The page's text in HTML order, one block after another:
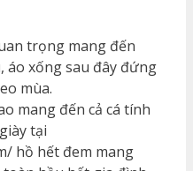
trọng mang đến
áo xống sau đây đứng
mùa.
mang đến cả cá tính
tại
hồ hết đem mang